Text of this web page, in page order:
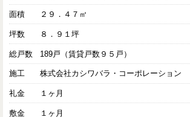
面積 ２９．４７㎡
坪数 ８．９１坪
総戸数 189戸（賃貸戸数９５戸）
施工 株式会社カシワバラ・コーポレーション
礼金 １ヶ月
敷金 １ヶ月